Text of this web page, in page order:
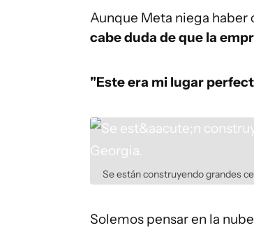
Aunque Meta niega haber
cabe duda de que la
"Este era mi lugar
Se están construyendo grandes
Solemos pensar en la